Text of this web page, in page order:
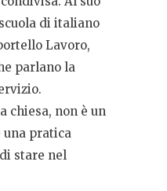
di italiano
Lavoro,
parlano la
chiesa, non è un
una pratica
stare nel